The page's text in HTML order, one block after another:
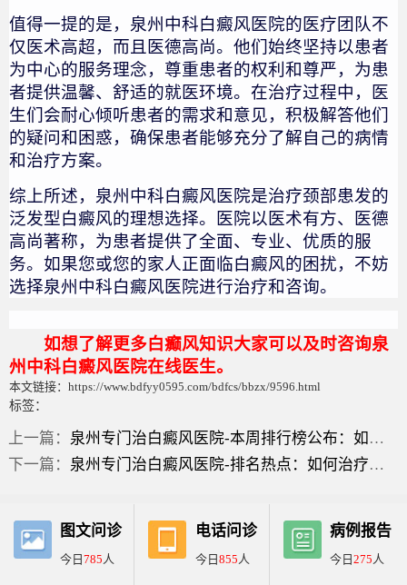
值得一提的是，泉州中科白癜风医院的医疗团队不
仅医术高超，而且医德高尚。他们始终坚持以患者
为中心的服务理念，尊重患者的权利和尊严，为患
者提供温馨、舒适的就医环境。在治疗过程中，医
生们会耐心倾听患者的需求和意见，积极解答他们
的疑问和困惑，确保患者能够充分了解自己的病情
和治疗方案。
综上所述，泉州中科白癜风医院是治疗颈部患发的
泛发型白癜风的理想选择。医院以医术有方、医德
高尚著称，为患者提供了全面、专业、优质的服
务。如果您或您的家人正面临白癜风的困扰，不妨
选择泉州中科白癜风医院进行治疗和咨询。
如想了解更多白癫风知识大家可以及时咨询泉
州中科白癜风医院在线医生。
本文链接：https://www.bdfyy0595.com/bdfcs/bbzx/9596.html
标签：
上一篇： 泉州专门治白癜风医院-本周排行榜公布：如何治疗和护理创伤引起的泛发型白癜风？
下一篇： 泉州专门治白癜风医院-排名热点：如何治疗身上小面积泛发型白癜风？
图文问诊
今日785人
电话问诊
今日 855人
病例报告
今日275人